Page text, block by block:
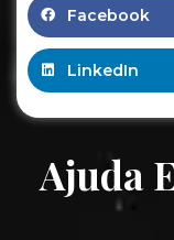
Facebook
LinkedIn
Ajuda